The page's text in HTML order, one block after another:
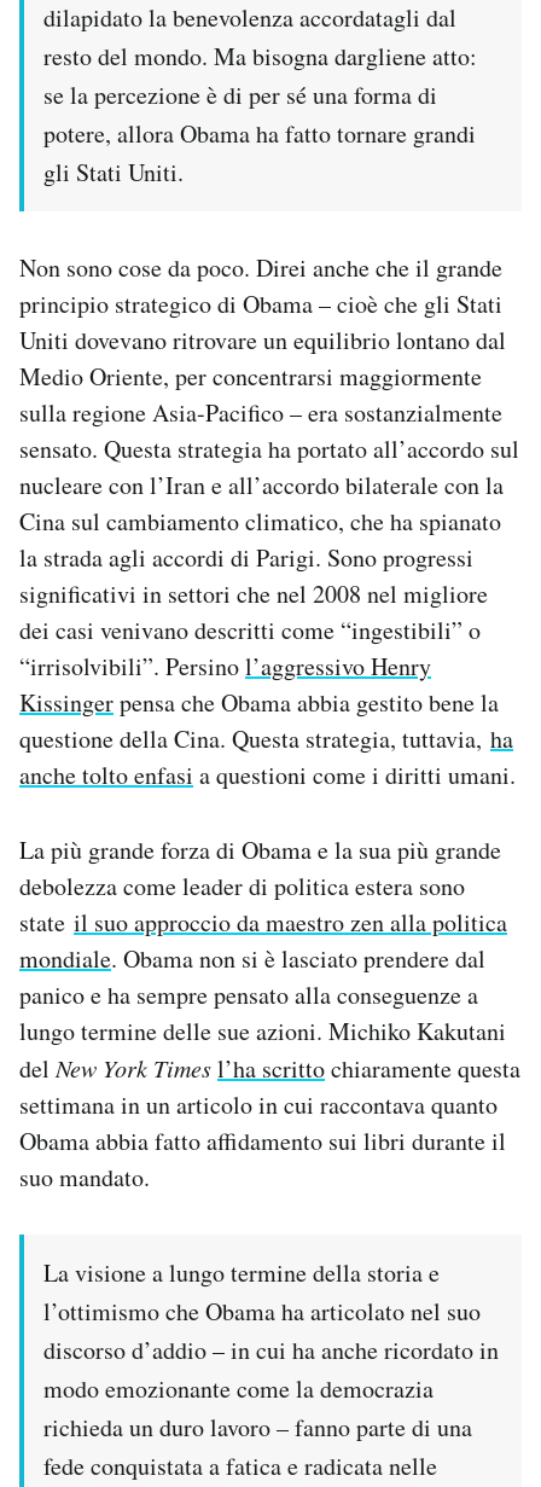
dilapidato la benevolenza accordatagli dal
resto del mondo. Ma bisogna dargliene atto:
se la percezione è di per sé una forma di
potere, allora Obama ha fatto tornare grandi
gli Stati Uniti.
Non sono cose da poco. Direi anche che il grande
principio strategico di Obama – cioè che gli Stati
Uniti dovevano ritrovare un equilibrio lontano dal
Medio Oriente, per concentrarsi maggiormente
sulla regione Asia-Pacifico – era sostanzialmente
sensato. Questa strategia ha portato all’accordo sul
nucleare con l’Iran e all’accordo bilaterale con la
Cina sul cambiamento climatico, che ha spianato
la strada agli accordi di Parigi. Sono progressi
significativi in settori che nel 2008 nel migliore
dei casi venivano descritti come “ingestibili” o
“irrisolvibili”. Persinol’aggressivo Henry
Kissingerpensa che Obama abbia gestito bene la
questione della Cina. Questa strategia, tuttavia, ha
anche tolto enfasi a questioni come i diritti umani.
La più grande forza di Obama e la sua più grande
debolezza come leader di politica estera sono
state il suo approccio da maestro zen alla politica
mondiale. Obama non si è lasciato prendere dal
panico e ha sempre pensato alla conseguenze a
lungo termine delle sue azioni. Michiko Kakutani
delNew York Timesl’ha scrittochiaramente questa
settimana in un articolo in cui raccontava quanto
Obama abbia fatto affidamento sui libri durante il
suo mandato.
La visione a lungo termine della storia e
l’ottimismo che Obama ha articolato nel suo
discorso d’addio – in cui ha anche ricordato in
modo emozionante come la democrazia
richieda un duro lavoro – fanno parte di una
fede conquistata a fatica e radicata nelle